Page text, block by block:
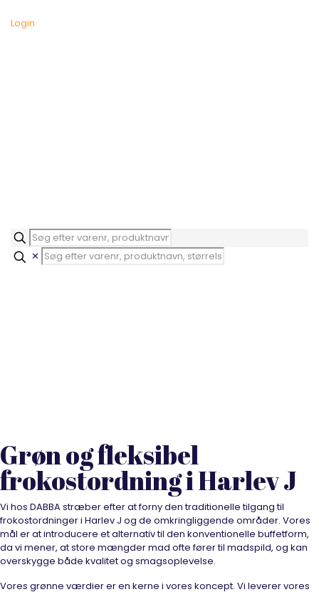
Login
✕
Grøn og fleksibel
frokostordning i Harlev J
Vi hos DABBA stræber efter at forny den traditionelle tilgang til
frokostordninger i Harlev J og de omkringliggende områder. Vores
mål er at introducere et alternativ til den konventionelle buffetform,
da vi mener, at store mængder mad ofte fører til madspild, og kan
overskygge både kvalitet og smagsoplevelse.
Vores grønne værdier er en kerne i vores koncept. Vi leverer vores